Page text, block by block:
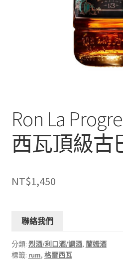
Ron La
西瓦頂級古
NT$1,450
聯絡我們
分類: 烈酒/利口酒/調酒, 蘭姆酒
標籤: rum, 格雷西瓦